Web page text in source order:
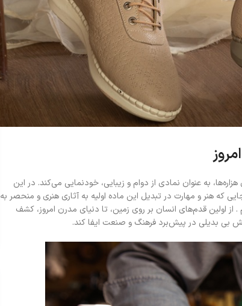
به عنوان نمادی از دوام و زیبایی، خودنمایی می‌کند. در این
که هنر و مهارت در تبدیل این ماده اولیه به آثاری هنری و منحصر به
اولین قدم‌های انسان بر روی زمین، تا دنیای مدرن امروز، کشف
بی ‌بدیلی در پیش‌برد فرهنگ و صنعت ایفا کند.